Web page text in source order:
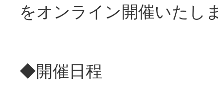
をオンライン開催いたし
◆開催日程